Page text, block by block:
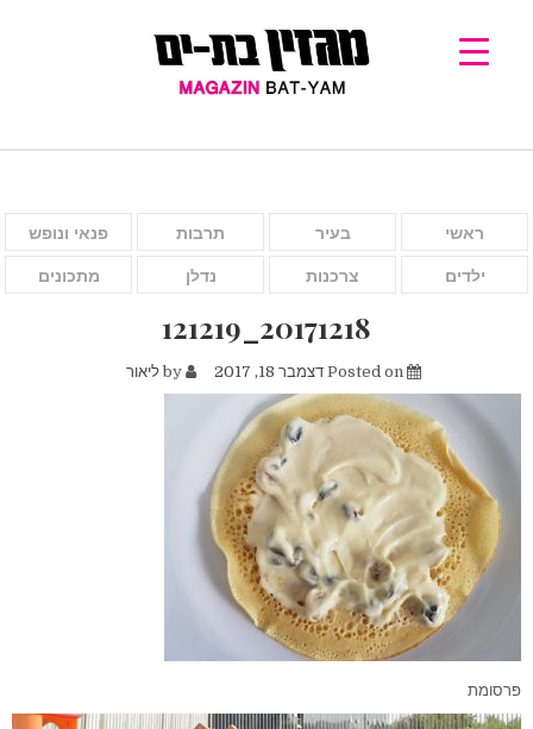
ראשי בעיר תרבות פנאי ונופש
ילדים צרכנות נדלן מתכונים
20171218_121219
דצמבר 18, 2017 ליאור
פרסומת